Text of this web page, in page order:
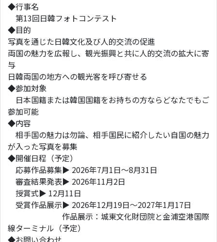
◆行事名
第13回日韓フォトコンテスト
◆目的
写真を通じた日韓文化及び人的交流の促進
両国の魅力を広報し、観光振興と共に人的交流の拡大に寄
与
日韓両国の地方への観光客を呼び寄せる
◆参加対象
日本国籍または韓国国籍をお持ちの方ならどなたでもご
参加可能
◆内容
相手国の魅力は勿論、相手国民に紹介したい自国の魅力
が入った写真を募集
◆開催日程（予定）
応募作品募集▶ 2026年7月1日～8月31日
審査結果発表▶ 2026年11月2日
授賞式▶ 12月11日
受賞作品展示▶ 2026年12月19日～2027年1月17日
作品展示：城東文化財団院と金浦空港国際
線ターミナル（予定）
◆お問い合わせ